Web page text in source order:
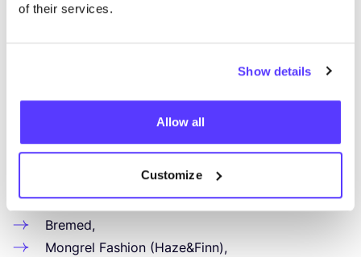
of their services.
Show details
Allow all
Customize
Xandres,
Zaventem),
Vego­tex international,
Van Laere international,
Bre­med,
Mon­grel Fashion (Haze&Finn),